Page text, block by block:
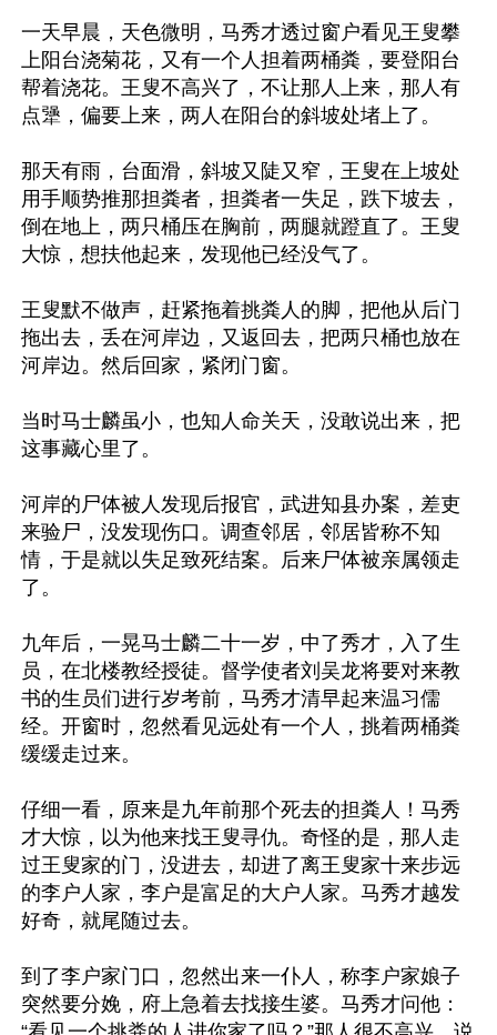
一天早晨，天色微明，马秀才透过窗户看见王叟攀
上阳台浇菊花，又有一个人担着两桶粪，要登阳台
帮着浇花。王叟不高兴了，不让那人上来，那人有
点犟，偏要上来，两人在阳台的斜坡处堵上了。
那天有雨，台面滑，斜坡又陡又窄，王叟在上坡处
用手顺势推那担粪者，担粪者一失足，跌下坡去，
倒在地上，两只桶压在胸前，两腿就蹬直了。王叟
大惊，想扶他起来，发现他已经没气了。
王叟默不做声，赶紧拖着挑粪人的脚，把他从后门
拖出去，丢在河岸边，又返回去，把两只桶也放在
河岸边。然后回家，紧闭门窗。
当时马士麟虽小，也知人命关天，没敢说出来，把
这事藏心里了。
河岸的尸体被人发现后报官，武进知县办案，差吏
来验尸，没发现伤口。调查邻居，邻居皆称不知
情，于是就以失足致死结案。后来尸体被亲属领走
了。
九年后，一晃马士麟二十一岁，中了秀才，入了生
员，在北楼教经授徒。督学使者刘吴龙将要对来教
书的生员们进行岁考前，马秀才清早起来温习儒
经。开窗时，忽然看见远处有一个人，挑着两桶粪
缓缓走过来。
仔细一看，原来是九年前那个死去的担粪人！马秀
才大惊，以为他来找王叟寻仇。奇怪的是，那人走
过王叟家的门，没进去，却进了离王叟家十来步远
的李户人家，李户是富足的大户人家。马秀才越发
好奇，就尾随过去。
到了李户家门口，忽然出来一仆人，称李户家娘子
突然要分娩，府上急着去找接生婆。马秀才问他：